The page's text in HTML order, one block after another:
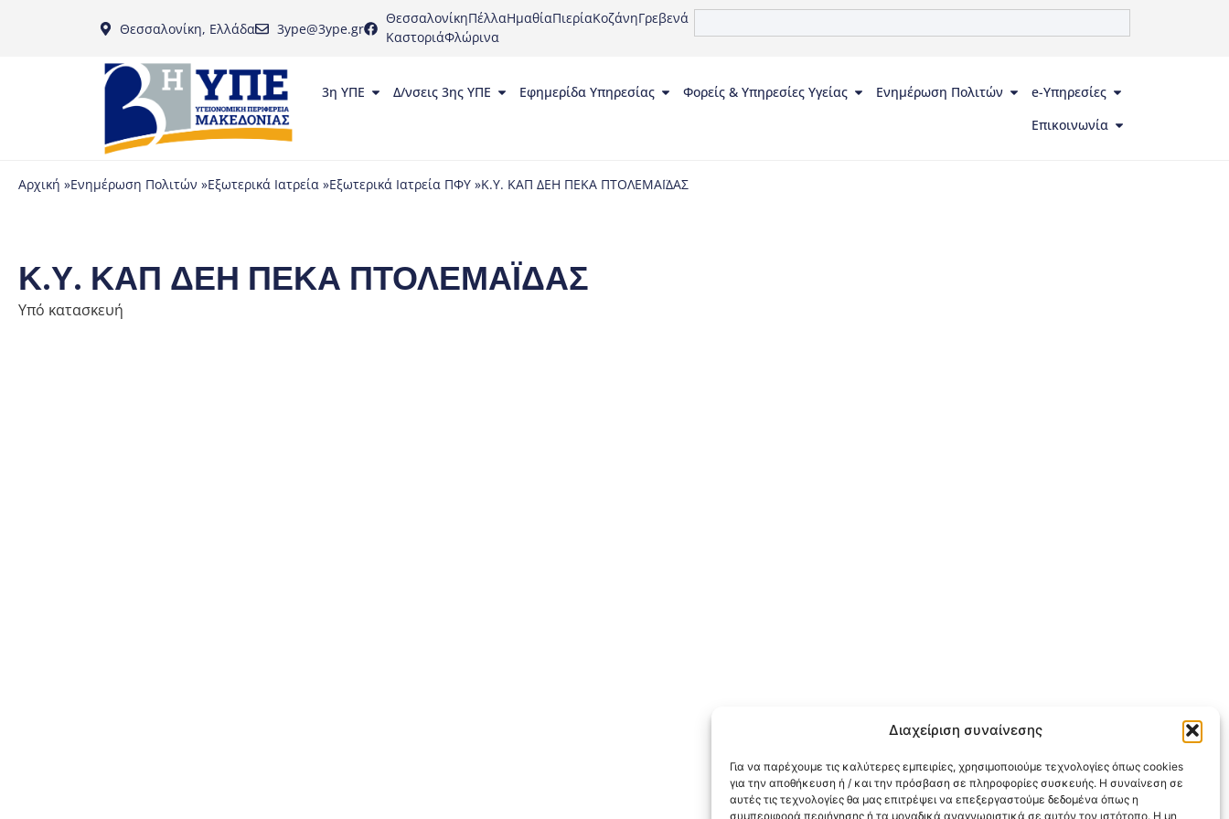
Διαχείριση συναίνεσης
Για να παρέχουμε τις καλύτερες εμπειρίες, χρησιμοποιούμε τεχνολογίες όπως cookies
για την αποθήκευση ή / και την πρόσβαση σε πληροφορίες συσκευής. Η συναίνεση σε
αυτές τις τεχνολογίες θα μας επιτρέψει να επεξεργαστούμε δεδομένα όπως η
συμπεριφορά περιήγησης ή τα μοναδικά αναγνωριστικά σε αυτόν τον ιστότοπο. Η μη
Θεσσαλονίκη, Ελλάδα 3ype@3ype.gr
ΘεσσαλονίκηΠέλλαΗμαθίαΠιερίαΚοζάνηΓρεβενά
ΚαστοριάΦλώρινα
3η ΥΠΕ Δ/νσεις 3ης ΥΠΕ Εφημερίδα Υπηρεσίας Φορείς & Υπηρεσίες Υγείας Ενημέρωση Πολιτών
e-Υπηρεσίες
Επικοινωνία
Αρχική »Ενημέρωση Πολιτών »Εξωτερικά Ιατρεία »Εξωτερικά Ιατρεία ΠΦΥ »Κ.Υ. ΚΑΠ ΔΕΗ ΠΕΚΑ ΠΤΟΛΕΜΑΪΔΑΣ
Κ.Υ. ΚΑΠ ΔΕΗ ΠΕΚΑ ΠΤΟΛΕΜΑΪΔΑΣ
Υπό κατασκευή